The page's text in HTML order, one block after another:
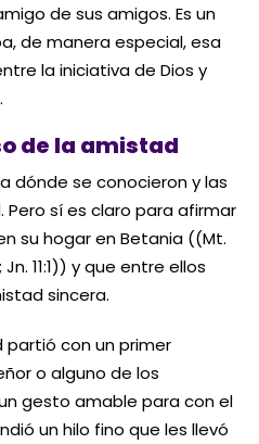
de sus amigos. Es un
de manera especial, esa
la iniciativa de Dios y
de la amistad
dónde se conocieron y las
sí es claro para afirmar
su hogar en Betania ((Mt.
Jn. 11:1)) y que entre ellos
sincera.
con un primer
o alguno de los
gesto amable para con el
un hilo fino que les llevó